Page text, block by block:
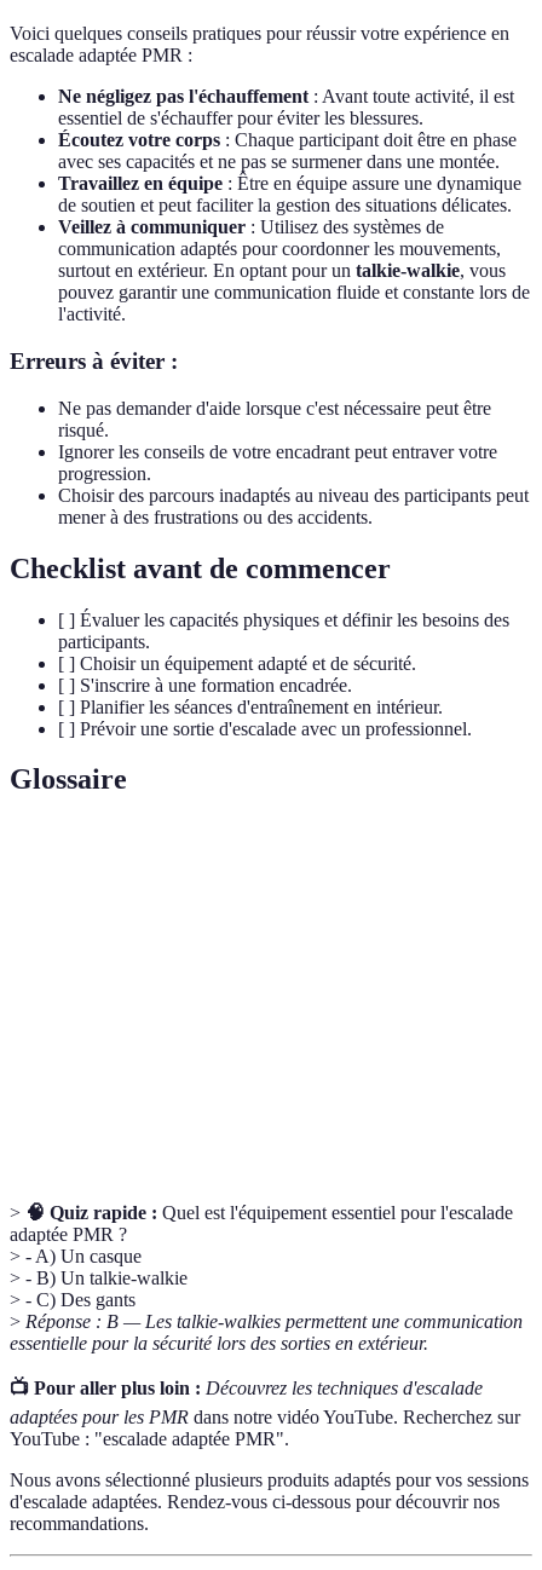
Voici quelques conseils pratiques pour réussir votre expérience en
escalade adaptée PMR :
Ne négligez pas l'échauffement : Avant toute activité, il est
essentiel de s'échauffer pour éviter les blessures.
Écoutez votre corps : Chaque participant doit être en phase
avec ses capacités et ne pas se surmener dans une montée.
Travaillez en équipe : Être en équipe assure une dynamique
de soutien et peut faciliter la gestion des situations délicates.
Veillez à communiquer : Utilisez des systèmes de
communication adaptés pour coordonner les mouvements,
surtout en extérieur. En optant pour un talkie-walkie, vous
pouvez garantir une communication fluide et constante lors de
l'activité.
Erreurs à éviter :
Ne pas demander d'aide lorsque c'est nécessaire peut être
risqué.
Ignorer les conseils de votre encadrant peut entraver votre
progression.
Choisir des parcours inadaptés au niveau des participants peut
mener à des frustrations ou des accidents.
Checklist avant de commencer
[ ] Évaluer les capacités physiques et définir les besoins des
participants.
[ ] Choisir un équipement adapté et de sécurité.
[ ] S'inscrire à une formation encadrée.
[ ] Planifier les séances d'entraînement en intérieur.
[ ] Prévoir une sortie d'escalade avec un professionnel.
Glossaire
> 🧠 Quiz rapide : Quel est l'équipement essentiel pour l'escalade
adaptée PMR ?
> - A) Un casque
> - B) Un talkie-walkie
> - C) Des gants
> Réponse : B — Les talkie-walkies permettent une communication
essentielle pour la sécurité lors des sorties en extérieur.
📺 Pour aller plus loin : Découvrez les techniques d'escalade
adaptées pour les PMR dans notre vidéo YouTube. Recherchez sur
YouTube : "escalade adaptée PMR".
Nous avons sélectionné plusieurs produits adaptés pour vos sessions
d'escalade adaptées. Rendez-vous ci-dessous pour découvrir nos
recommandations.